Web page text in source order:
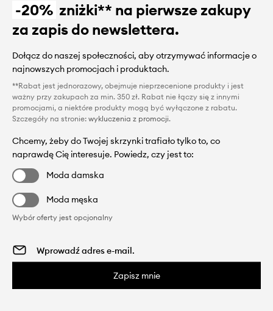
-20% zniżki** na pierwsze zakupy
za zapis do newslettera.
Dołącz do naszej społeczności, aby otrzymywać informacje o
najnowszych promocjach i produktach.
**Rabat jest jednorazowy, obejmuje nieprzecenione produkty i jest
ważny przy zakupach za min. 350 zł. Rabat nie łączy się z innymi
promocjami, a niektóre produkty mogą być wyłączone z rabatu.
Szczegóły na stronie: wykluczenia z promocji.
Chcemy, żeby do Twojej skrzynki trafiało tylko to, co
naprawdę Cię interesuje. Powiedz, czy jest to:
Moda damska
Moda męska
Wybór oferty jest opcjonalny
Zapisz mnie